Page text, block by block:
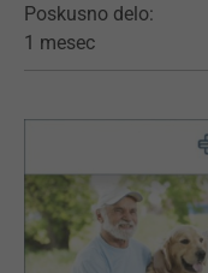
Poskusno delo:
1 mesec